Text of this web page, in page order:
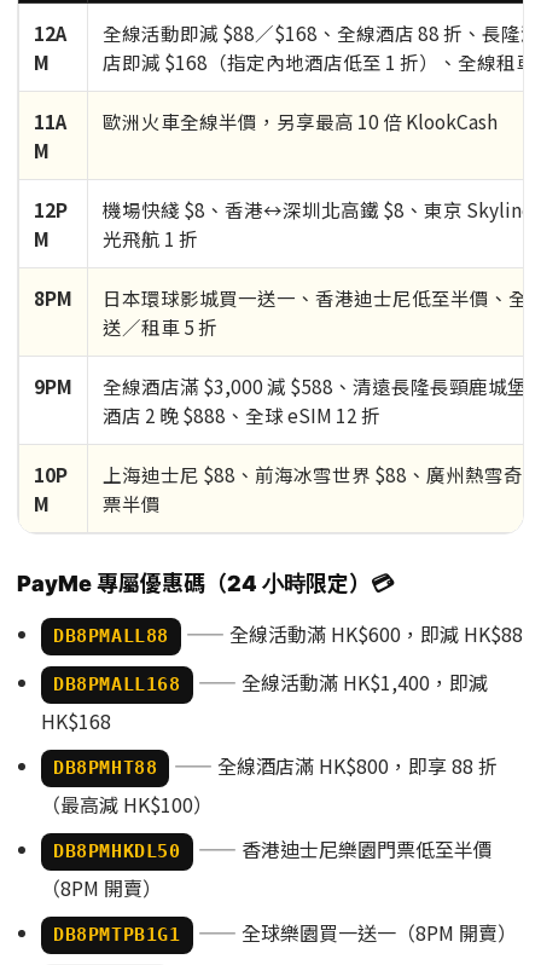
12A
M
全線活動即減 $88／$168、全線酒店 88 折、長隆
店即減 $168（指定內地酒店低至 1 折）、全線租車
11A
M
歐洲火車全線半價，另享最高 10 倍 KlookCash
12P
M
機場快綫 $8、香港↔深圳北高鐵 $8、東京
光飛航 1 折
8PM
日本環球影城買一送一、香港迪士尼低至半價、全
送／租車 5 折
9PM
全線酒店滿 $3,000 減 $588、清遠長隆長頸鹿城堡
酒店 2 晚 $888、全球 eSIM 12 折
10P
M
上海迪士尼 $88、前海冰雪世界 $88、廣州熱雪奇
票半價
PayMe 專屬優惠碼（24 小時限定）💳
DB8PMALL88 —— 全線活動滿 HK$600，即減 HK$88
DB8PMALL168
—— 全線活動滿 HK$1,400，即減
HK$168
DB8PMHT88
—— 全線酒店滿 HK$800，即享 88 折
（最高減 HK$100）
DB8PMHKDL50 —— 香港迪士尼樂園門票低至半價
（8PM 開賣）
DB8PMTPB1G1 —— 全球樂園買一送一（8PM 開賣）